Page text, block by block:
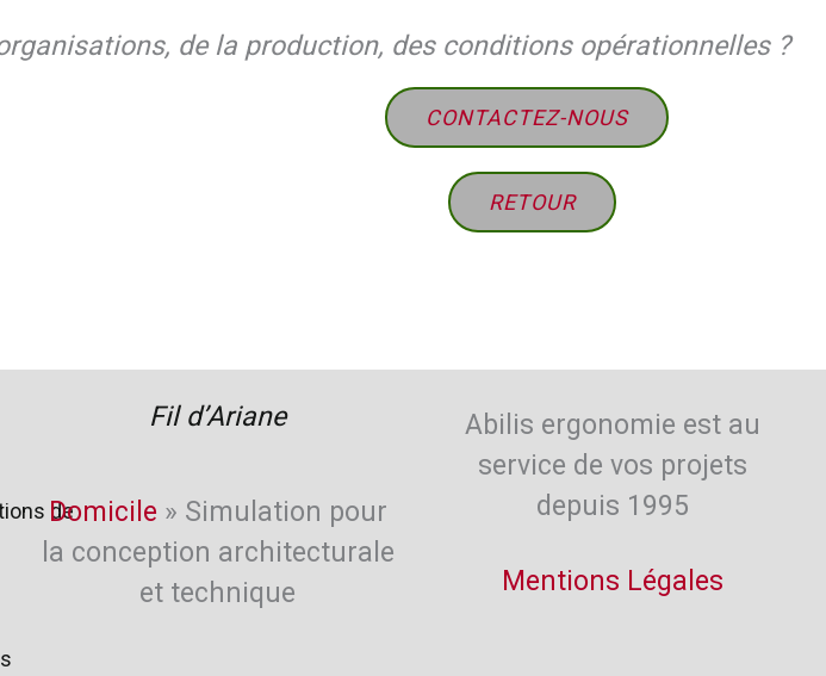
de la production, des conditions opérationnelles ?
CONTACTEZ-NOUS
RETOUR
de
Fil d’Ariane
Domicile » Simulation pour
la conception architecturale
et technique
Abilis ergonomie est au
service de vos projets
depuis 1995
Mentions Légales